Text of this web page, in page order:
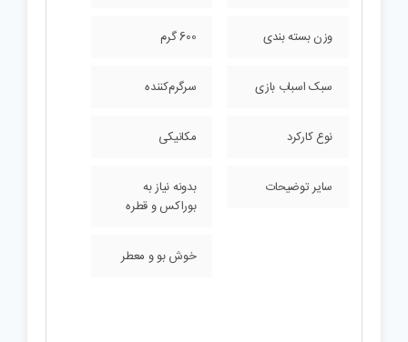
وزن بسته بندی 600 گرم
سبک اسباب بازی سرگرم‌کننده
نوع کارکرد مکانیکی
سایر توضیحات
بدونه نیاز به
بوراکس و قطره
خوش بو و معطر